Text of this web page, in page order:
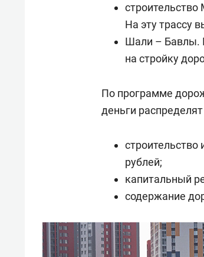
На эту трассу
Шали – Бавлы.
на стройку
По программе
деньги
строительство
рублей;
капитальный
содержание